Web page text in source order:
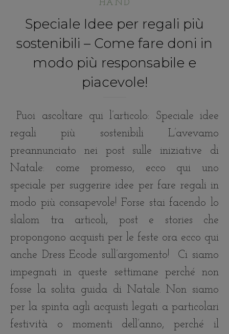
HAND
Speciale Idee per regali più
sostenibili – Come fare doni in
modo più responsabile e
piacevole!
Puoi ascoltare qui l’articolo: Speciale idee
regali più sostenibili L’avevamo
preannunciato nei post sulle iniziative di
Natale: come promesso, ecco qui uno
speciale per suggerire idee per fare regali in
modo più consapevole! Forse stai facendo lo
slalom tra articoli, post e stories che
propongono acquisti per le feste ora ecco qui
anche Dress Ecode sull’argomento! Ci siamo
impegnati in queste settimane perché non
fosse la solita guida di Natale. Non siamo
per la spinta agli acquisti legati a particolari
festività o momenti dell’anno, perché il